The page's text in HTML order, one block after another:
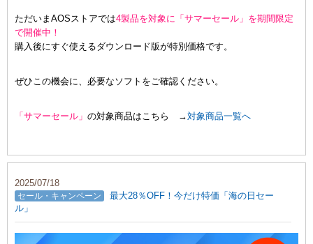
ただいまAOSストアでは4製品を対象に「サマーセール」を期間限定
で開催中！
購入後にすぐ使えるダウンロード版が特別価格です。
ぜひこの機会に、必要なソフトをご確認ください。
「サマーセール」 の対象商品はこちら →対象商品一覧へ
2025/07/18
セール・キャンペーン
最大28％OFF！今だけ特価「海の日セー
ル」